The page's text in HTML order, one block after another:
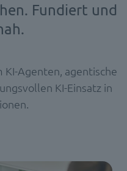
Fundiert und
Agenten, agentische
KI-Einsatz in